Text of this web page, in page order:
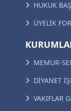
HUKUK
ÜYELİK
MEMUR-
DİYANET
VAKIFLAR